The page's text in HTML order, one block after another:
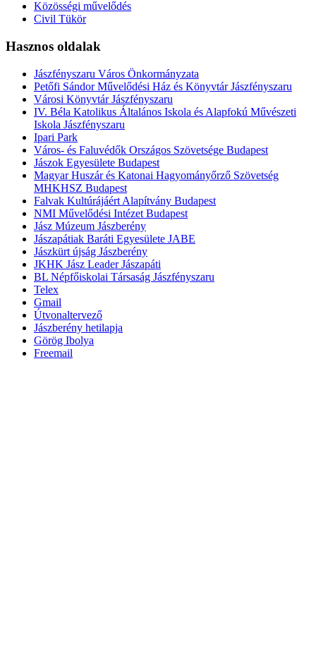
Közösségi művelődés
Civil Tükör
Hasznos oldalak
Jászfényszaru Város Önkormányzata
Petőfi Sándor Művelődési Ház és Könyvtár Jászfényszaru
Városi Könyvtár Jászfényszaru
IV. Béla Katolikus Általános Iskola és Alapfokú Művészeti
Iskola Jászfényszaru
Ipari Park
Város- és Faluvédők Országos Szövetsége Budapest
Jászok Egyesülete Budapest
Magyar Huszár és Katonai Hagyományőrző Szövetség
MHKHSZ Budapest
Falvak Kultúrájáért Alapítvány Budapest
NMI Művelődési Intézet Budapest
Jász Múzeum Jászberény
Jászapátiak Baráti Egyesülete JABE
Jászkürt újság Jászberény
JKHK Jász Leader Jászapáti
BL Népfőiskolai Társaság Jászfényszaru
Telex
Gmail
Útvonaltervező
Jászberény hetilapja
Görög Ibolya
Freemail